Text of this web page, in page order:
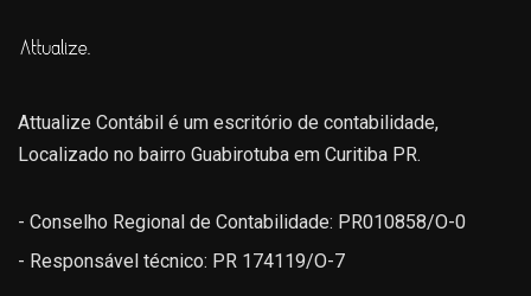
Attualize Contábil é um escritório de contabilidade,
Localizado no bairro Guabirotuba em Curitiba PR.
- Conselho Regional de Contabilidade: PR010858/O-0
- Responsável técnico: PR 174119/O-7